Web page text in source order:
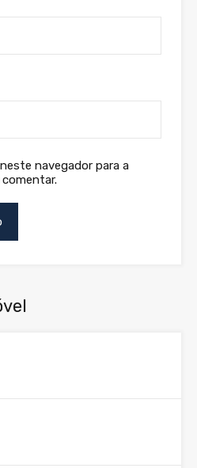
navegador para a